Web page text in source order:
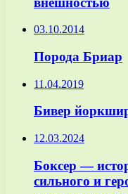
03.10.2014
Порода Бриар
11.04.2019
Бивер
12.03.2024
Боксер —
сильного и